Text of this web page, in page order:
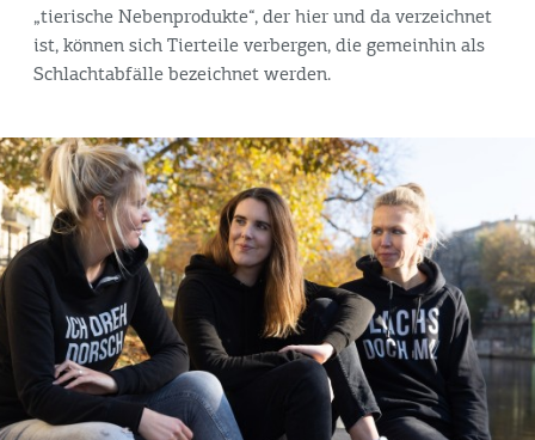
„tierische Nebenprodukte“, der hier und da verzeichnet
ist, können sich Tierteile verbergen, die gemeinhin als
Schlachtabfälle bezeichnet werden.